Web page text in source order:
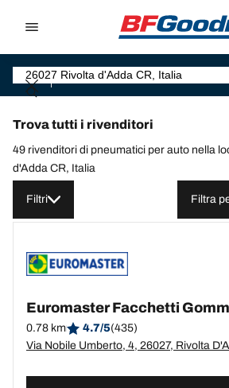
Trova tutti i rivenditori
49 rivenditori di pneumatici per auto nella
d'Adda CR, Italia
Filtri Filtra
Euromaster Facchetti
0.78 km 4.7/5(435)
Via Nobile Umberto, 4, 26027, Rivolta